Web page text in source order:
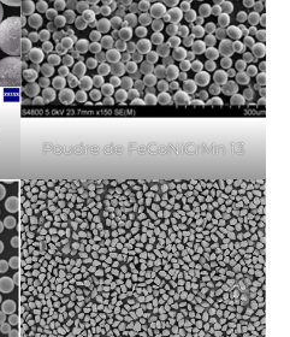
Poudre de FeCoNiCrMn 13